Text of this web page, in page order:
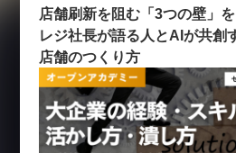
店舗刷新を阻む「3つの壁」
レジ社長が語る人とAIが共創
店舗のつくり方